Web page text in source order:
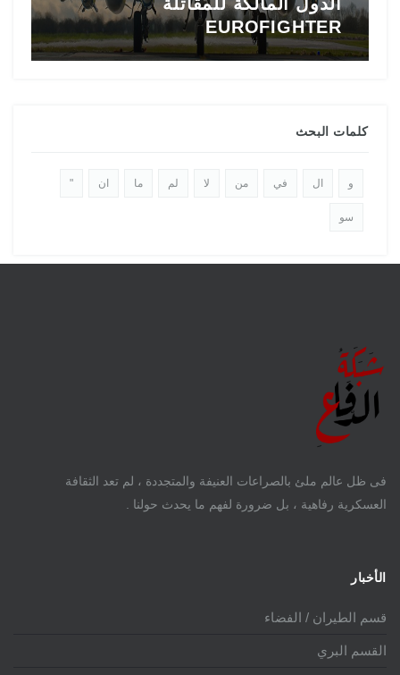
الدول المالكة للمقاتلة
EUROFIGHTER
كلمات البحث
و ال في من لا لم ما ان "
سو
فى ظل عالم ملئ بالصراعات العنيفة والمتجددة ، لم تعد الثقافة
العسكرية رفاهية ، بل ضرورة لفهم ما يحدث حولنا .
الأخبار
قسم الطيران / الفضاء
القسم البري